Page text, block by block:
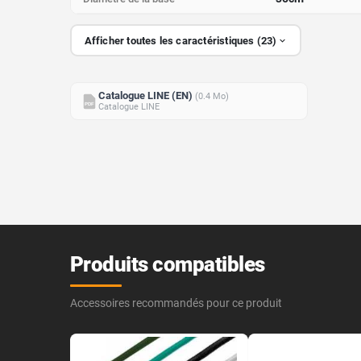
Afficher toutes les caractéristiques (23)
PDF
Catalogue LINE (EN) (0.4 Mo)
Catalogue LINE
Produits compatibles
Accessoires recommandés pour ce produit